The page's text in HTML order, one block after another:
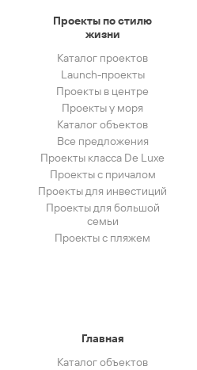
Проекты по стилю
жизни
Каталог проектов
Launch-проекты
Проекты в центре
Проекты у моря
Каталог объектов
Все предложения
Проекты класса De Luxe
Проекты с причалом
Проекты для инвестиций
Проекты для большой
семьи
Проекты с пляжем
Главная
Каталог объектов